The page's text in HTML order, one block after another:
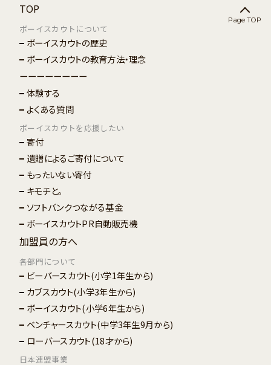
Page TOP
TOP
ボーイスカウトについて
ボーイスカウトの歴史
ボーイスカウトの教育方法・理念
ーーーーーーーー
体験する
よくある質問
ボーイスカウトを応援したい
寄付
遺贈によるご寄付について
もったいない寄付
キモチと。
ソフトバンクつながる基金
ボーイスカウトPR自動販売機
加盟員の方へ
各部門について
ビーバースカウト(小学1年生から)
カブスカウト(小学3年生から)
ボーイスカウト(小学6年生から)
ベンチャースカウト(中学3年生9月から)
ローバースカウト(18才から)
日本連盟事業